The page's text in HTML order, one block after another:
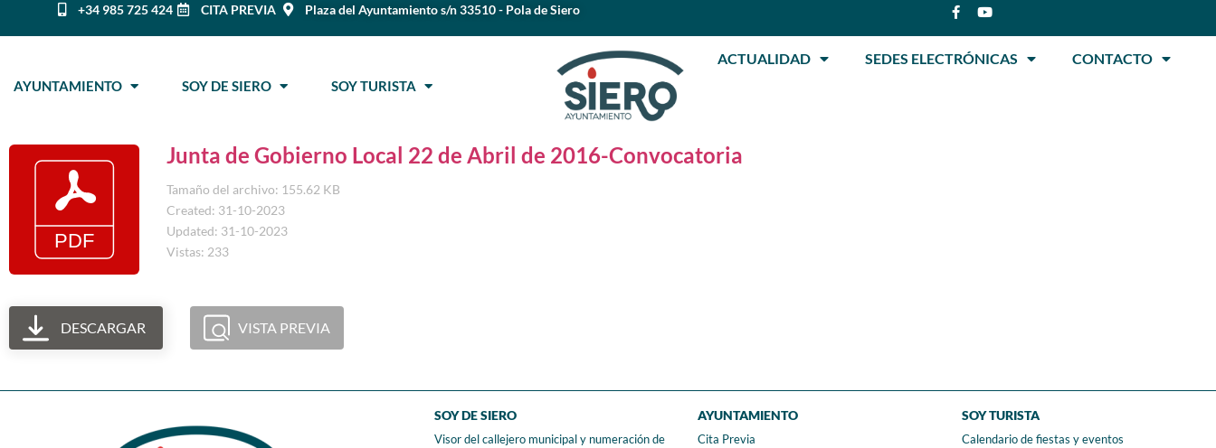
+34 985 725 424 CITA PREVIA Plaza del Ayuntamiento s/n 33510 - Pola de Siero
AYUNTAMIENTO SOY DE SIERO SOY TURISTA
ACTUALIDAD SEDES ELECTRÓNICAS CONTACTO
Junta de Gobierno Local 22 de Abril de 2016-Convocatoria
Tamaño del archivo: 155.62 KB
Created: 31-10-2023
Updated: 31-10-2023
Vistas: 233
DESCARGAR VISTA PREVIA
SOY DE SIERO
Visor del callejero municipal y numeración de
AYUNTAMIENTO
Cita Previa
SOY TURISTA
Calendario de fiestas y eventos